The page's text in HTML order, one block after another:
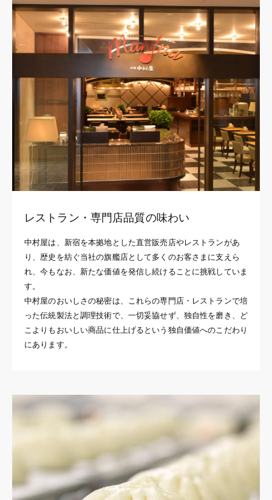
レストラン・専門店品質の味わい
中村屋は、新宿を本拠地とした直営販売店やレストランがあ
り、歴史を紡ぐ当社の旗艦店として多くのお客さまに支えら
れ、今もなお、新たな価値を発信し続けることに挑戦していま
す。
中村屋のおいしさの秘密は、これらの専門店・レストランで培
った伝統製法と調理技術で、一切妥協せず、独自性を磨き、ど
こよりもおいしい商品に仕上げるという独自価値へのこだわり
にあります。